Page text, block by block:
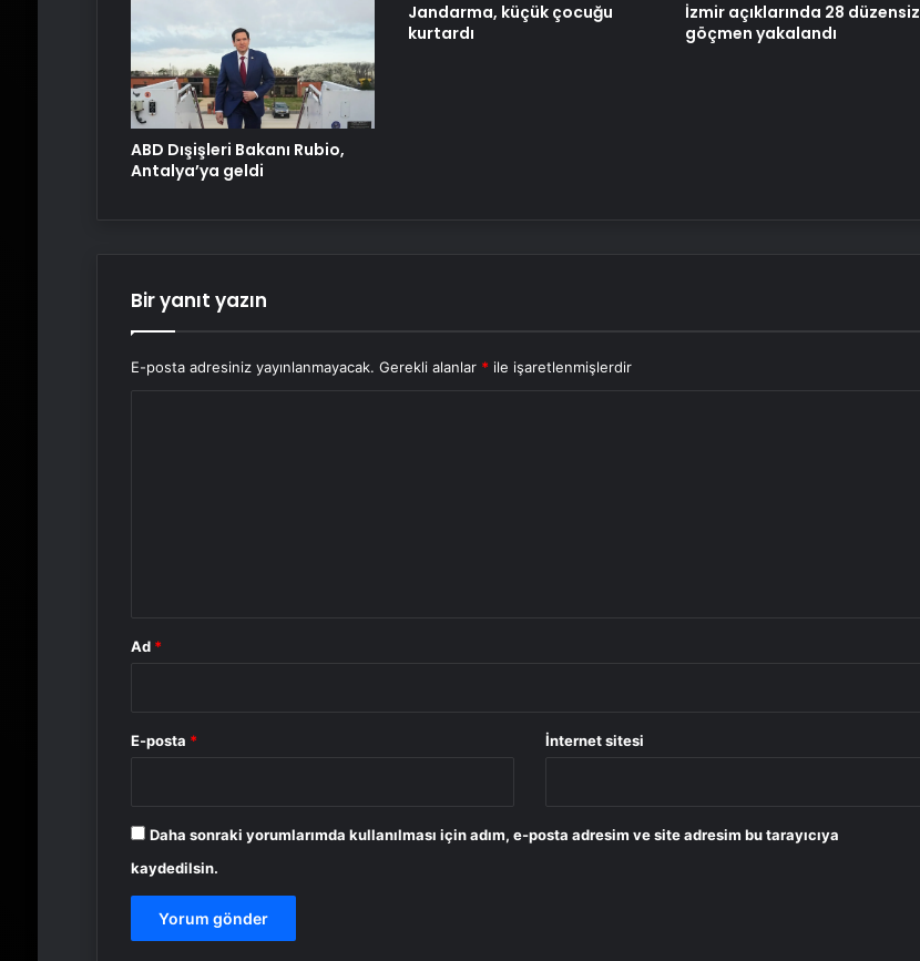
ABD Dışişleri Bakanı Rubio,
Antalya’ya geldi
Jandarma, küçük çocuğu
kurtardı
İzmir açıklarında 28 düzensiz
göçmen yakalandı
Bir yanıt yazın
E-posta adresiniz yayınlanmayacak. Gerekli alanlar * ile işaretlenmişlerdir
Ad *
E-posta * İnternet sitesi
Daha sonraki yorumlarımda kullanılması için adım, e-posta adresim ve site adresim bu tarayıcıya
kaydedilsin.